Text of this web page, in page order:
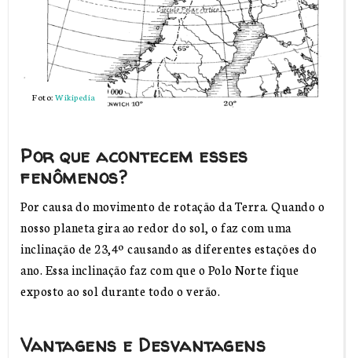
Foto: Wikipedia
Por que acontecem esses
fenômenos?
Por causa do movimento de rotação da Terra. Quando o
nosso planeta gira ao redor do sol, o faz com uma
inclinação de 23,4º causando as diferentes estações do
ano. Essa inclinação faz com que o Polo Norte fique
exposto ao sol durante todo o verão.
Vantagens e Desvantagens